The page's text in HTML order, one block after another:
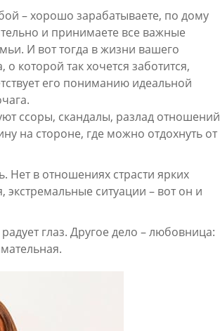
– хорошо зарабатываете, по дому
и принимаете все важные
И вот тогда в жизни вашего
которой так хочется заботится,
его пониманию идеальной
ссоры, скандалы, разлад отношений
на стороне, где можно отдохнуть от
Нет в отношениях страсти ярких
ситуации – вот он и
глаз. Другое дело – любовница: